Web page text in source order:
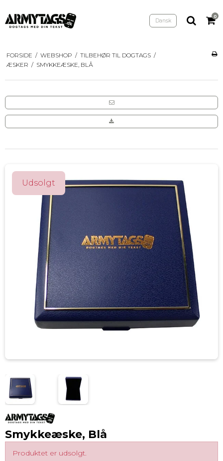
Dansk
0
FORSIDE / WEBSHOP / TILBEHØR TIL DOGTAGS /
ÆSKER / SMYKKEÆSKE, BLÅ
Udsolgt
Smykkeæske, Blå
Produktet er udsolgt.